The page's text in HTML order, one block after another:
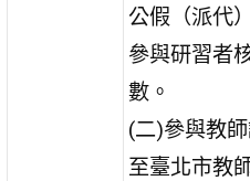
公假（派代
參與研習者
數。
(二)參與教
至臺北市教